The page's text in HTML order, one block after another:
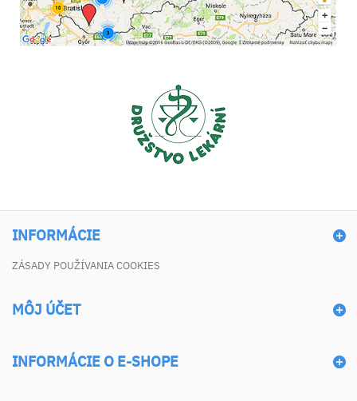
INFORMÁCIE
ZÁSADY POUŽÍVANIA COOKIES
MÔJ ÚČET
INFORMÁCIE O E-SHOPE